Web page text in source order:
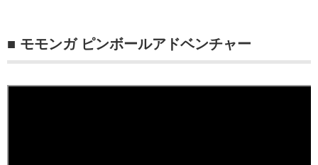
■ モモンガ ピンボールアドベンチャー